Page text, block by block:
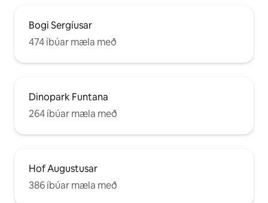
Bogi Sergíusar
474 íbúar mæla með
Dinopark Funtana
264 íbúar mæla með
Hof Augustusar
386 íbúar mæla með